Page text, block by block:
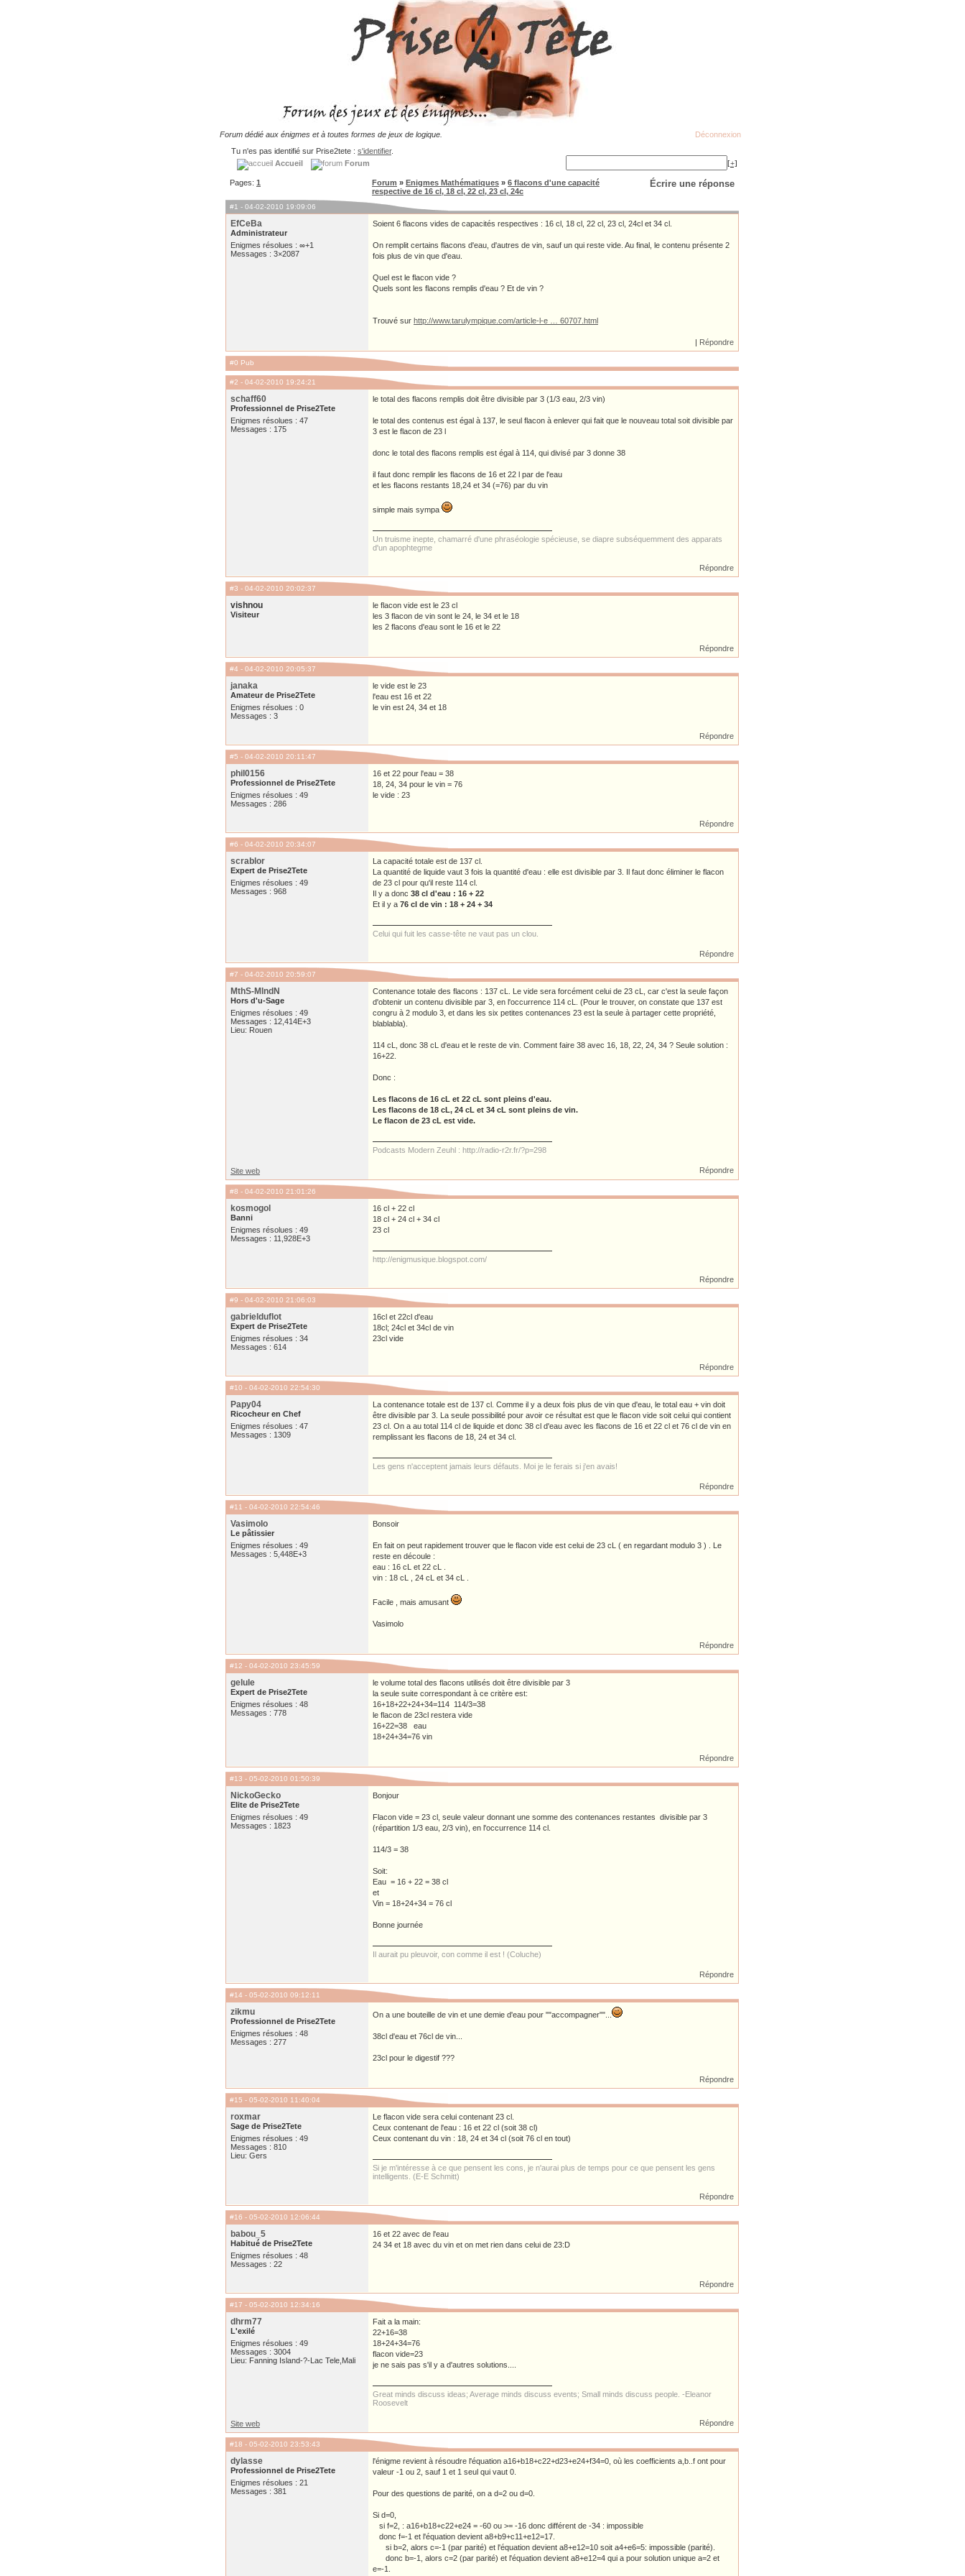
Forum dédié aux énigmes et à toutes formes de jeux de logique.
Déconnexion
Tu n'es pas identifié sur Prise2tete : s'identifier.
Accueil
Forum [+]
Pages: 1 Écrire une réponse
Forum » Enigmes Mathématiques » 6 flacons d'une capacité
respective de 16 cl, 18 cl, 22 cl, 23 cl, 24c
#1 - 04-02-2010 19:09:06
EfCeBa
Administrateur
Enigmes résolues : ∞+1
Messages : 3×2087
Soient 6 flacons vides de capacités respectives : 16 cl, 18 cl, 22 cl, 23 cl, 24cl et 34 cl.
On remplit certains flacons d'eau, d'autres de vin, sauf un qui reste vide. Au final, le contenu présente 2
fois plus de vin que d'eau.
Quel est le flacon vide ?
Quels sont les flacons remplis d'eau ? Et de vin ?
Trouvé sur http://www.tarulympique.com/article-l-e … 60707.html
| Répondre
#0 Pub
#2 - 04-02-2010 19:24:21
schaff60
Professionnel de Prise2Tete
Enigmes résolues : 47
Messages : 175
le total des flacons remplis doit être divisible par 3 (1/3 eau, 2/3 vin)
le total des contenus est égal à 137, le seul flacon à enlever qui fait que le nouveau total soit divisible par
3 est le flacon de 23 l
donc le total des flacons remplis est égal à 114, qui divisé par 3 donne 38
il faut donc remplir les flacons de 16 et 22 l par de l'eau
et les flacons restants 18,24 et 34 (=76) par du vin
simple mais sympa
Un truisme inepte, chamarré d'une phraséologie spécieuse, se diapre subséquemment des apparats
d'un apophtegme
Répondre
#3 - 04-02-2010 20:02:37
vishnou
Visiteur
le flacon vide est le 23 cl
les 3 flacon de vin sont le 24, le 34 et le 18
les 2 flacons d'eau sont le 16 et le 22
Répondre
#4 - 04-02-2010 20:05:37
janaka
Amateur de Prise2Tete
Enigmes résolues : 0
Messages : 3
le vide est le 23
l'eau est 16 et 22
le vin est 24, 34 et 18
Répondre
#5 - 04-02-2010 20:11:47
phil0156
Professionnel de Prise2Tete
Enigmes résolues : 49
Messages : 286
16 et 22 pour l'eau = 38
18, 24, 34 pour le vin = 76
le vide : 23
Répondre
#6 - 04-02-2010 20:34:07
scrablor
Expert de Prise2Tete
Enigmes résolues : 49
Messages : 968
La capacité totale est de 137 cl.
La quantité de liquide vaut 3 fois la quantité d'eau : elle est divisible par 3. Il faut donc éliminer le flacon
de 23 cl pour qu'il reste 114 cl.
Il y a donc 38 cl d'eau : 16 + 22
Et il y a 76 cl de vin : 18 + 24 + 34
Celui qui fuit les casse-tête ne vaut pas un clou.
Répondre
#7 - 04-02-2010 20:59:07
MthS-MlndN
Hors d'u-Sage
Enigmes résolues : 49
Messages : 12,414E+3
Lieu: Rouen
Contenance totale des flacons : 137 cL. Le vide sera forcément celui de 23 cL, car c'est la seule façon
d'obtenir un contenu divisible par 3, en l'occurrence 114 cL. (Pour le trouver, on constate que 137 est
congru à 2 modulo 3, et dans les six petites contenances 23 est la seule à partager cette propriété,
blablabla).
114 cL, donc 38 cL d'eau et le reste de vin. Comment faire 38 avec 16, 18, 22, 24, 34 ? Seule solution :
16+22.
Donc :
Les flacons de 16 cL et 22 cL sont pleins d'eau.
Les flacons de 18 cL, 24 cL et 34 cL sont pleins de vin.
Le flacon de 23 cL est vide.
Podcasts Modern Zeuhl : http://radio-r2r.fr/?p=298
Site web Répondre
#8 - 04-02-2010 21:01:26
kosmogol
Banni
Enigmes résolues : 49
Messages : 11,928E+3
16 cl + 22 cl
18 cl + 24 cl + 34 cl
23 cl
http://enigmusique.blogspot.com/
Répondre
#9 - 04-02-2010 21:06:03
gabrielduflot
Expert de Prise2Tete
Enigmes résolues : 34
Messages : 614
16cl et 22cl d'eau
18cl; 24cl et 34cl de vin
23cl vide
Répondre
#10 - 04-02-2010 22:54:30
Papy04
Ricocheur en Chef
Enigmes résolues : 47
Messages : 1309
La contenance totale est de 137 cl. Comme il y a deux fois plus de vin que d'eau, le total eau + vin doit
être divisible par 3. La seule possibilité pour avoir ce résultat est que le flacon vide soit celui qui contient
23 cl. On a au total 114 cl de liquide et donc 38 cl d'eau avec les flacons de 16 et 22 cl et 76 cl de vin en
remplissant les flacons de 18, 24 et 34 cl.
Les gens n'acceptent jamais leurs défauts. Moi je le ferais si j'en avais!
Répondre
#11 - 04-02-2010 22:54:46
Vasimolo
Le pâtissier
Enigmes résolues : 49
Messages : 5,448E+3
Bonsoir
En fait on peut rapidement trouver que le flacon vide est celui de 23 cL ( en regardant modulo 3 ) . Le
reste en découle :
eau : 16 cL et 22 cL .
vin : 18 cL , 24 cL et 34 cL .
Facile , mais amusant
Vasimolo
Répondre
#12 - 04-02-2010 23:45:59
gelule
Expert de Prise2Tete
Enigmes résolues : 48
Messages : 778
le volume total des flacons utilisés doit être divisible par 3
la seule suite correspondant à ce critère est:
16+18+22+24+34=114 114/3=38
le flacon de 23cl restera vide
16+22=38 eau
18+24+34=76 vin
Répondre
#13 - 05-02-2010 01:50:39
NickoGecko
Elite de Prise2Tete
Enigmes résolues : 49
Messages : 1823
Bonjour
Flacon vide = 23 cl, seule valeur donnant une somme des contenances restantes divisible par 3
(répartition 1/3 eau, 2/3 vin), en l'occurrence 114 cl.
114/3 = 38
Soit:
Eau = 16 + 22 = 38 cl
et
Vin = 18+24+34 = 76 cl
Bonne journée
Il aurait pu pleuvoir, con comme il est ! (Coluche)
Répondre
#14 - 05-02-2010 09:12:11
zikmu
Professionnel de Prise2Tete
Enigmes résolues : 48
Messages : 277
On a une bouteille de vin et une demie d'eau pour ""accompagner""...
38cl d'eau et 76cl de vin...
23cl pour le digestif ???
Répondre
#15 - 05-02-2010 11:40:04
roxmar
Sage de Prise2Tete
Enigmes résolues : 49
Messages : 810
Lieu: Gers
Le flacon vide sera celui contenant 23 cl.
Ceux contenant de l'eau : 16 et 22 cl (soit 38 cl)
Ceux contenant du vin : 18, 24 et 34 cl (soit 76 cl en tout)
Si je m'intéresse à ce que pensent les cons, je n'aurai plus de temps pour ce que pensent les gens
intelligents. (E-E Schmitt)
Répondre
#16 - 05-02-2010 12:06:44
babou_5
Habitué de Prise2Tete
Enigmes résolues : 48
Messages : 22
16 et 22 avec de l'eau
24 34 et 18 avec du vin et on met rien dans celui de 23:D
Répondre
#17 - 05-02-2010 12:34:16
dhrm77
L'exilé
Enigmes résolues : 49
Messages : 3004
Lieu: Fanning Island-?-Lac Tele,Mali
Fait a la main:
22+16=38
18+24+34=76
flacon vide=23
je ne sais pas s'il y a d'autres solutions....
Great minds discuss ideas; Average minds discuss events; Small minds discuss people. -Eleanor
Roosevelt
Site web Répondre
#18 - 05-02-2010 23:53:43
dylasse
Professionnel de Prise2Tete
Enigmes résolues : 21
Messages : 381
l'énigme revient à résoudre l'équation a16+b18+c22+d23+e24+f34=0, où les coefficients a,b..f ont pour
valeur -1 ou 2, sauf 1 et 1 seul qui vaut 0.
Pour des questions de parité, on a d=2 ou d=0.
Si d=0,
si f=2, : a16+b18+c22+e24 = -60 ou >= -16 donc différent de -34 : impossible
donc f=-1 et l'équation devient a8+b9+c11+e12=17.
si b=2, alors c=-1 (par parité) et l'équation devient a8+e12=10 soit a4+e6=5: impossible (parité).
donc b=-1, alors c=2 (par parité) et l'équation devient a8+e12=4 qui a pour solution unique a=2 et
e=-1.